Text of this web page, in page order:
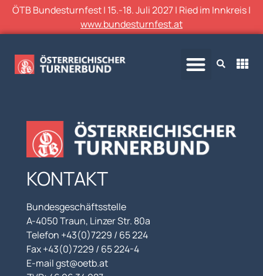
ÖTB Bundesturnfest | 15.-18. Juli 2027 | Ried im Innkreis |
www.bundesturnfest.at
KONTAKT
Bundesgeschäftsstelle
A-4050 Traun, Linzer Str. 80a
Telefon +43(0)7229 / 65 224
Fax +43(0)7229 / 65 224-4
E-mail gst@oetb.at